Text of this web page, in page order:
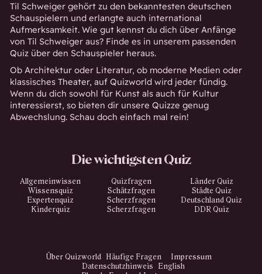
Til Schweiger gehört zu den bekanntesten deutschen
Schauspielern und erlangte auch international
Aufmerksamkeit. Wie gut kennst du dich über Anfänge
von Til Schweiger aus? Finde es in unserem passenden
Quiz über den Schauspieler heraus.
Ob Architektur oder Literatur, ob moderne Medien oder
klassisches Theater, auf Quizworld wird jeder fündig.
Wenn du dich sowohl für Kunst als auch für Kultur
interessierst, so bieten dir unsere Quizze genug
Abwechslung. Schau doch einfach mal rein!
Die wichtigsten Quiz
Allgemeinwissen Quizfragen
Länder Quiz
Wissensquiz
Schätzfragen
Städte Quiz
Expertenquiz
Scherzfragen
Deutschland Quiz
Kinderquiz
Scherzfragen DDR Quiz
Über Quizworld Häufige Fragen
Impressum
Datenschutzhinweis
English